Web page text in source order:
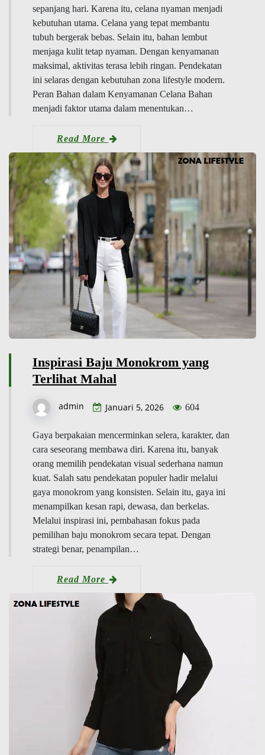
sepanjang hari. Karena itu, celana nyaman menjadi
kebutuhan utama. Celana yang tepat membantu
tubuh bergerak bebas. Selain itu, bahan lembut
menjaga kulit tetap nyaman. Dengan kenyamanan
maksimal, aktivitas terasa lebih ringan. Pendekatan
ini selaras dengan kebutuhan zona lifestyle modern.
Peran Bahan dalam Kenyamanan Celana Bahan
menjadi faktor utama dalam menentukan…
Read More
Inspirasi Baju Monokrom yang
Terlihat Mahal
admin Januari 5, 2026 604
Gaya berpakaian mencerminkan selera, karakter, dan
cara seseorang membawa diri. Karena itu, banyak
orang memilih pendekatan visual sederhana namun
kuat. Salah satu pendekatan populer hadir melalui
gaya monokrom yang konsisten. Selain itu, gaya ini
menampilkan kesan rapi, dewasa, dan berkelas.
Melalui inspirasi ini, pembahasan fokus pada
pemilihan baju monokrom secara tepat. Dengan
strategi benar, penampilan…
Read More